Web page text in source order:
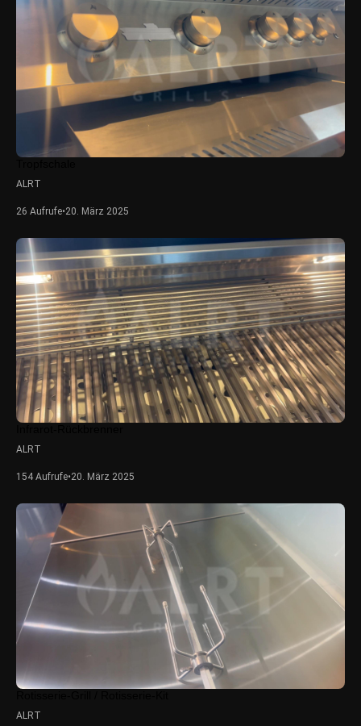
ALRT
26 Aufrufe•20. März 2025
ALRT
154 Aufrufe•20. März 2025
ALRT